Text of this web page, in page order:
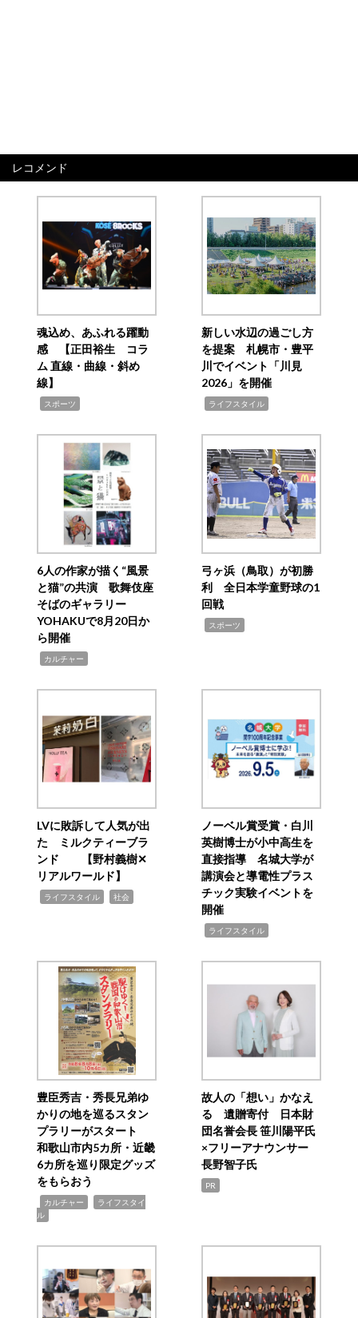
レコメンド
魂込め、あふれる躍動
感 【正田裕生 コラ
ム 直線・曲線・斜め
線】
スポーツ
新しい水辺の過ごし方
を提案 札幌市・豊平
川でイベント「川見
2026」を開催
ライフスタイル
6人の作家が描く“風景
と猫”の共演 歌舞伎座
そばのギャラリー
YOHAKUで8月20日か
ら開催
カルチャー
弓ヶ浜（鳥取）が初勝
利 全日本学童野球の1
回戦
スポーツ
LVに敗訴して人気が出
た ミルクティーブラ
ンド 【野村義樹✕
リアルワールド】
ライフスタイル 社会
ノーベル賞受賞・白川
英樹博士が小中高生を
直接指導 名城大学が
講演会と導電性プラス
チック実験イベントを
開催
ライフスタイル
豊臣秀吉・秀長兄弟ゆ
かりの地を巡るスタン
プラリーがスタート
和歌山市内5カ所・近畿
6カ所を巡り限定グッズ
をもらおう
カルチャー
ライフスタイ
ル
故人の「想い」かなえ
る 遺贈寄付 日本財
団名誉会長 笹川陽平氏
×フリーアナウンサー
長野智子氏
PR